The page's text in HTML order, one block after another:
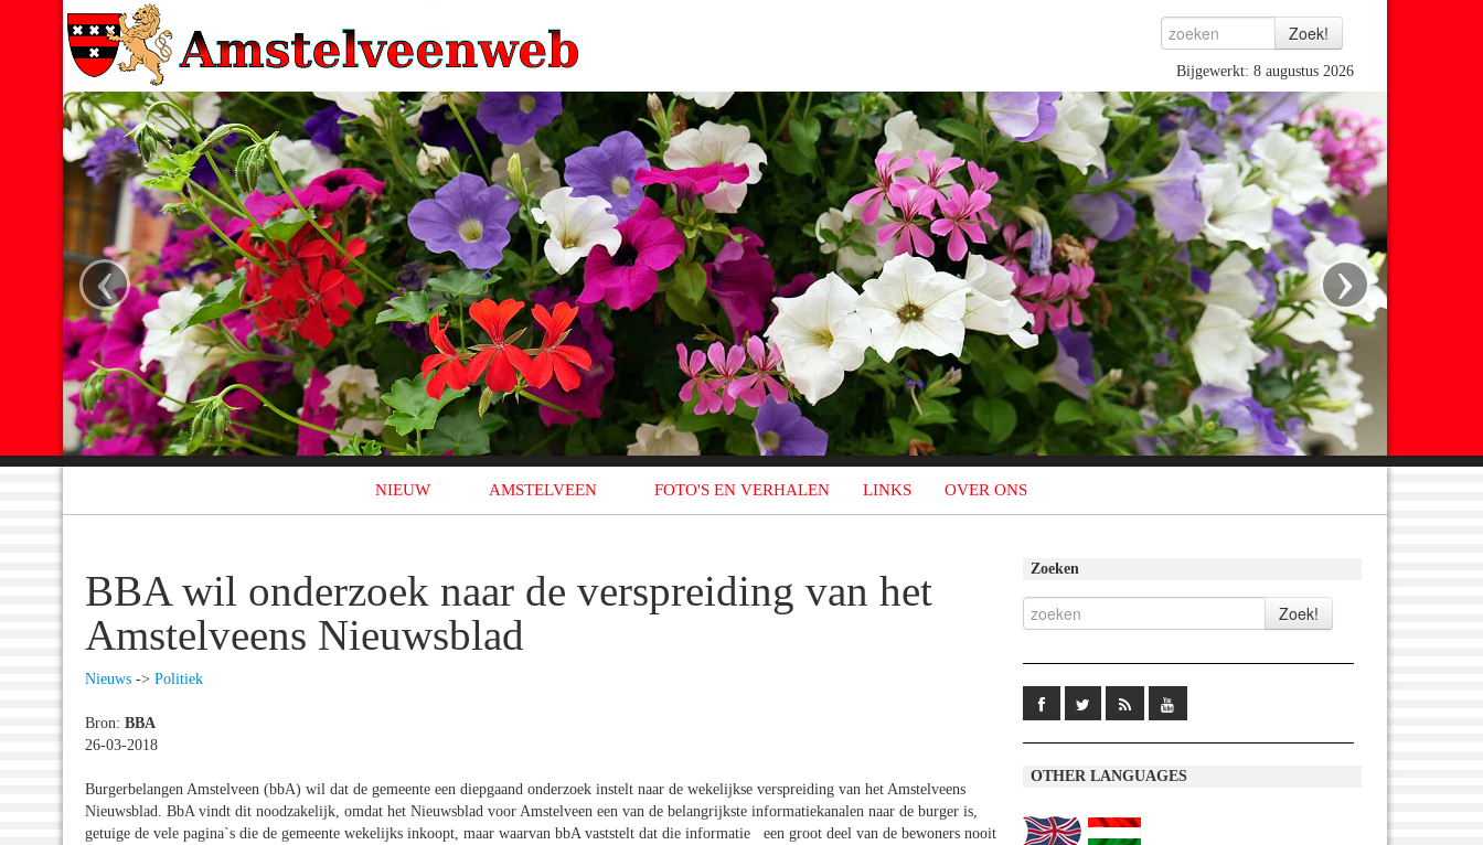
Bijgewerkt: 8 augustus 2026
‹ ›
NIEUW AMSTELVEEN FOTO'S EN VERHALEN LINKS OVER ONS
BBA wil onderzoek naar de verspreiding van het
Amstelveens Nieuwsblad
Nieuws -> Politiek
Bron: BBA
26-03-2018
Burgerbelangen Amstelveen (bbA) wil dat de gemeente een diepgaand onderzoek instelt naar de wekelijkse verspreiding van het Amstelveens
Nieuwsblad. BbA vindt dit noodzakelijk, omdat het Nieuwsblad voor Amstelveen een van de belangrijkste informatiekanalen naar de burger is,
getuige de vele pagina`s die de gemeente wekelijks inkoopt, maar waarvan bbA vaststelt dat die informatie een groot deel van de bewoners nooit
Zoeken
OTHER LANGUAGES